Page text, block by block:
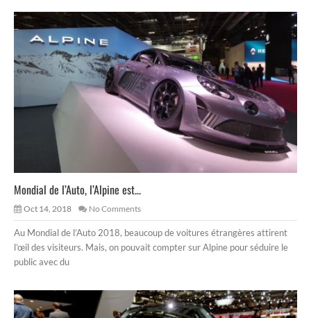
Mondial de l’Auto, l’Alpine est...
Oct 14, 2018 No Comments
Au Mondial de l’Auto 2018, beaucoup de voitures étrangères attirent
l’œil des visiteurs. Mais, on pouvait compter sur Alpine pour séduire le
public avec du